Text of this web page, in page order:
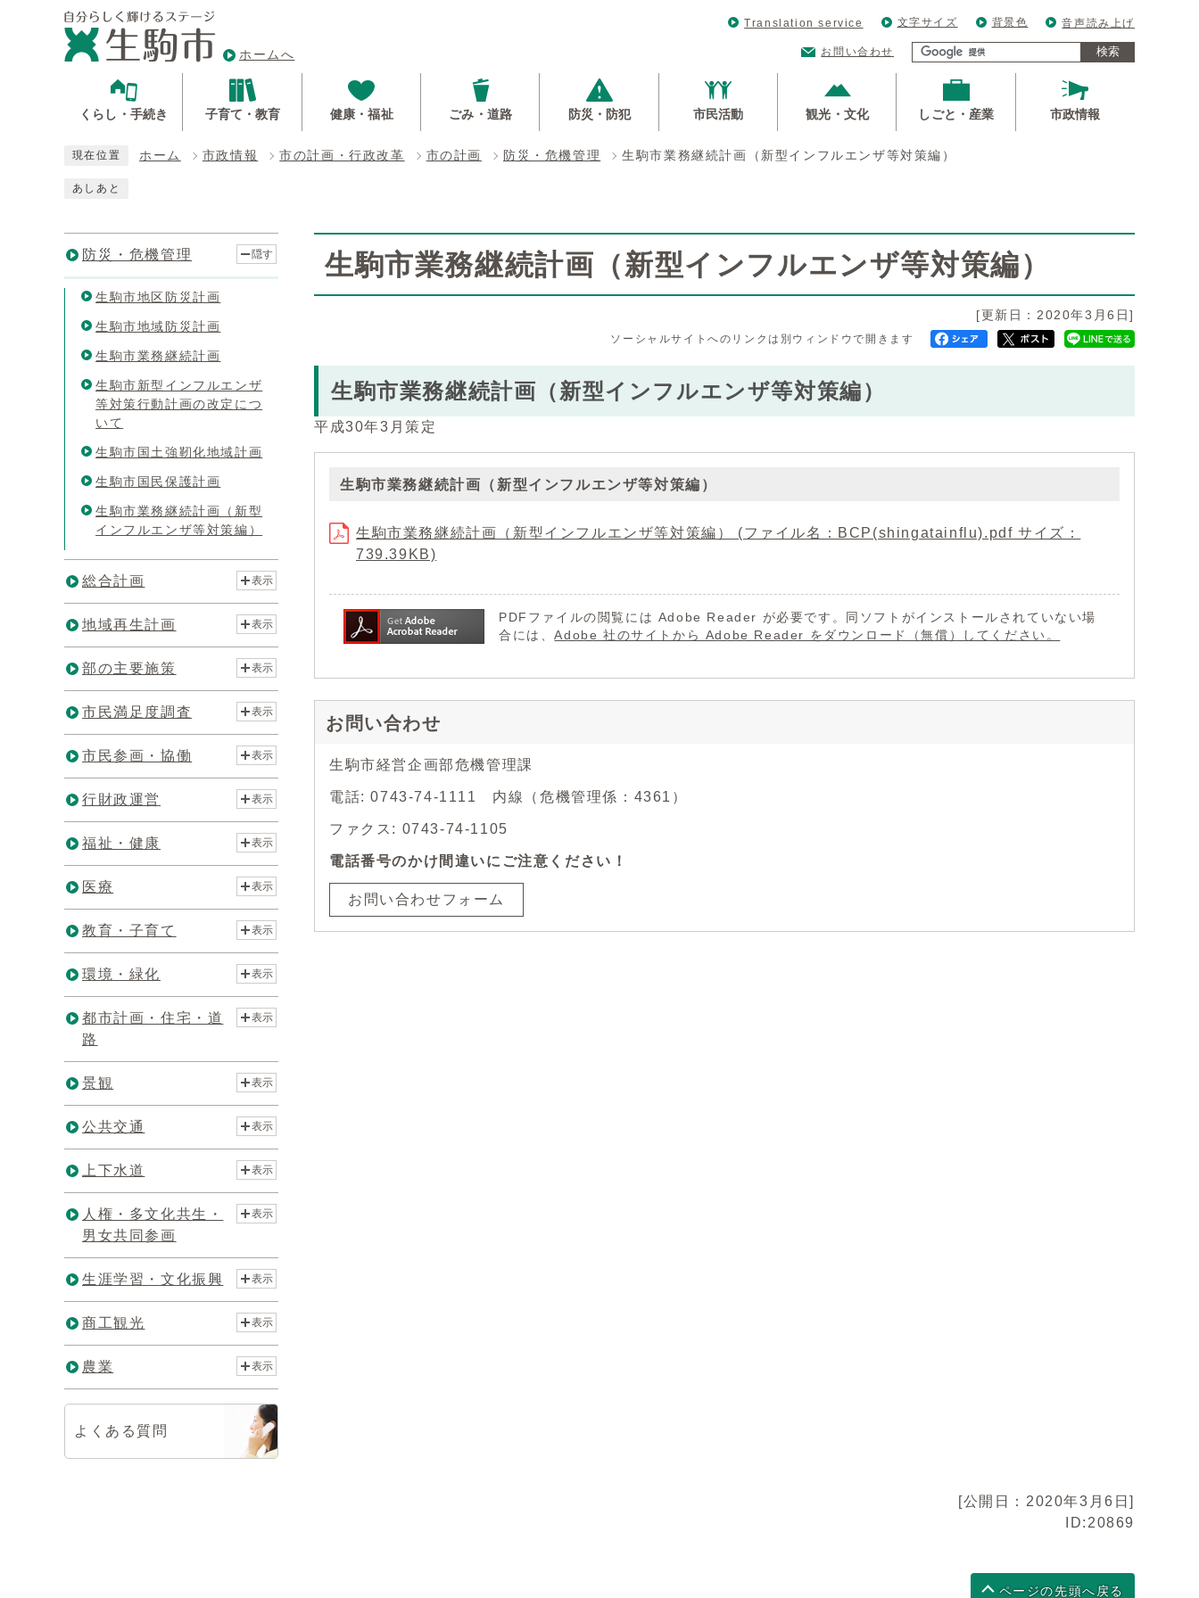
ホームへ
Translation service 文字サイズ 背景色 音声読み上げ
お問い合わせ 検索
くらし・手続き 子育て・教育 健康・福祉 ごみ・道路 防災・防犯 市民活動 観光・文化 しごと・産業 市政情報
現在位置 ホーム 市政情報 市の計画・行政改革 市の計画 防災・危機管理 生駒市業務継続計画（新型インフルエンザ等対策編）
あしあと
生駒市業務継続計画（新型インフルエンザ等対策編）
[更新日：2020年3月6日]
ソーシャルサイトへのリンクは別ウィンドウで開きます
生駒市業務継続計画（新型インフルエンザ等対策編）
平成30年3月策定
生駒市業務継続計画（新型インフルエンザ等対策編）
生駒市業務継続計画（新型インフルエンザ等対策編） (ファイル名：BCP(shingatainflu).pdf サイズ：
739.39KB)
PDFファイルの閲覧には Adobe Reader が必要です。同ソフトがインストールされていない場
合には、Adobe 社のサイトから Adobe Reader をダウンロード（無償）してください。
お問い合わせ
生駒市経営企画部危機管理課
電話: 0743-74-1111 内線（危機管理係：4361）
ファクス: 0743-74-1105
電話番号のかけ間違いにご注意ください！
お問い合わせフォーム
防災・危機管理 隠す
生駒市地区防災計画
生駒市地域防災計画
生駒市業務継続計画
生駒市新型インフルエンザ
等対策行動計画の改定につ
いて
生駒市国土強靭化地域計画
生駒市国民保護計画
生駒市業務継続計画（新型
インフルエンザ等対策編）
総合計画 表示
地域再生計画 表示
部の主要施策 表示
市民満足度調査 表示
市民参画・協働 表示
行財政運営 表示
福祉・健康 表示
医療 表示
教育・子育て 表示
環境・緑化 表示
都市計画・住宅・道
路
表示
景観 表示
公共交通 表示
上下水道 表示
人権・多文化共生・
男女共同参画
表示
生涯学習・文化振興 表示
商工観光 表示
農業 表示
よくある質問
[公開日：2020年3月6日]
ID:20869
ページの先頭へ戻る